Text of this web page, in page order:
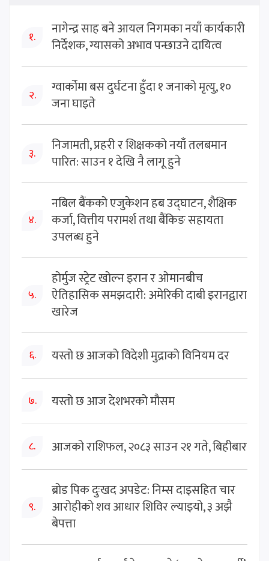
१.
नागेन्द्र साह बने आयल निगमका नयाँ कार्यकारी
निर्देशक, ग्यासको अभाव पन्छाउने दायित्व
२.
ग्वार्कोमा बस दुर्घटना हुँदा १ जनाको मृत्यु, १०
जना घाइते
३.
निजामती, प्रहरी र शिक्षकको नयाँ तलबमान
पारित: साउन १ देखि नै लागू हुने
४.
नबिल बैंकको एजुकेशन हब उद्घाटन, शैक्षिक
कर्जा, वित्तीय परामर्श तथा बैंकिङ सहायता
उपलब्ध हुने
५.
होर्मुज स्ट्रेट खोल्न इरान र ओमानबीच
ऐतिहासिक समझदारी: अमेरिकी दाबी इरानद्वारा
खारेज
६. यस्तो छ आजको विदेशी मुद्राको विनियम दर
७. यस्तो छ आज देशभरको मौसम
८. आजको राशिफल, २०८३ साउन २१ गते, बिहीबार
९.
ब्रोड पिक दुःखद अपडेट: निम्स दाइसहित चार
आरोहीको शव आधार शिविर ल्याइयो, ३ अझै
बेपत्ता